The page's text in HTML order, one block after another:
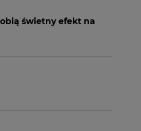
świetny efekt na